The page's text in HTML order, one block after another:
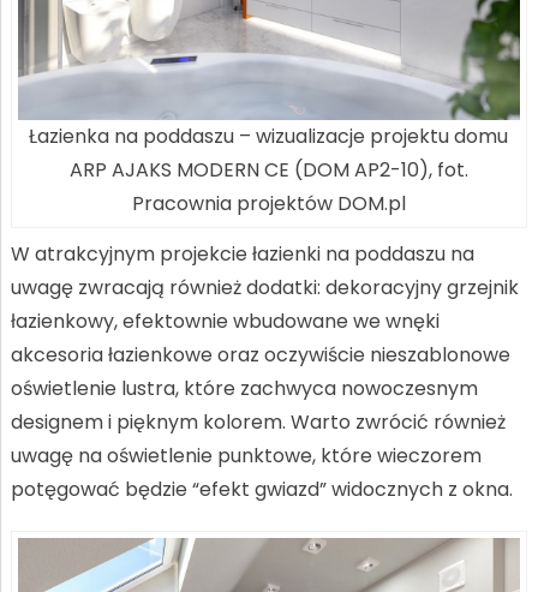
Łazienka na poddaszu – wizualizacje projektu domu
ARP AJAKS MODERN CE (DOM AP2-10), fot.
Pracownia projektów DOM.pl
W atrakcyjnym projekcie łazienki na poddaszu na
uwagę zwracają również dodatki: dekoracyjny grzejnik
łazienkowy, efektownie wbudowane we wnęki
akcesoria łazienkowe oraz oczywiście nieszablonowe
oświetlenie lustra, które zachwyca nowoczesnym
designem i pięknym kolorem. Warto zwrócić również
uwagę na oświetlenie punktowe, które wieczorem
potęgować będzie “efekt gwiazd” widocznych z okna.